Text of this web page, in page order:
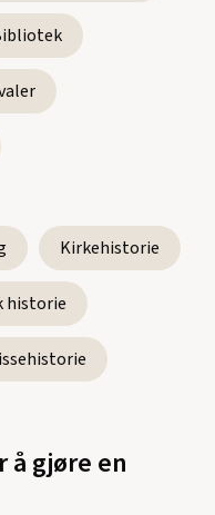
Kirkehistorie
historie
gjøre en